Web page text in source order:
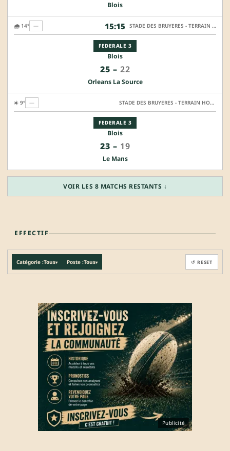
Blois
15:15
FEDERALE 3
Blois
25 – 22
Orleans La Source
🌧️ 14° — STADE DES BRUYERES - TERRAIN HONNEUR
FEDERALE 3
Blois
23 – 19
Le Mans
☀️ 9° — STADE DES BRUYERES - TERRAIN HONNEUR
VOIR LES 8 MATCHS RESTANTS ↓
EFFECTIF
Catégorie :Tous▾ Poste :Tous▾ ↺ RESET
Publicité